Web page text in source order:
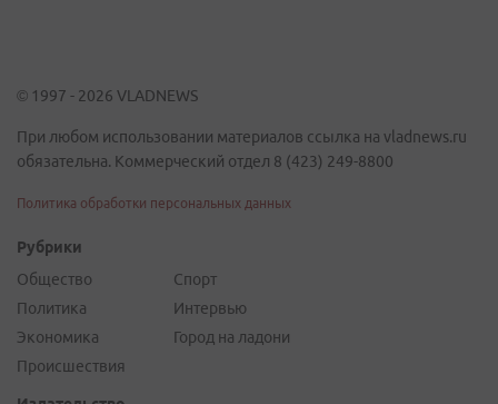
© 1997 - 2026 VLADNEWS
При любом использовании материалов ссылка на vladnews.ru
обязательна. Коммерческий отдел 8 (423) 249-8800
Политика обработки персональных данных
Рубрики
Общество
Политика
Экономика
Происшествия
Спорт
Интервью
Город на ладони